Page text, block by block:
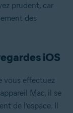
prudent, car
des
iOS
vous effectuez
Mac, il se
de l’espace. Il